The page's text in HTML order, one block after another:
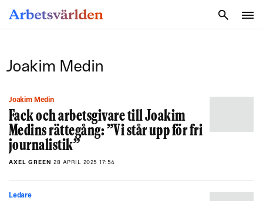
Joakim Medin
Joakim Medin
Fack och arbetsgivare till Joakim
Medins rättegång: ”Vi står upp för fri
journalistik”
AXEL GREEN 28 APRIL 2025 17:54
Ledare